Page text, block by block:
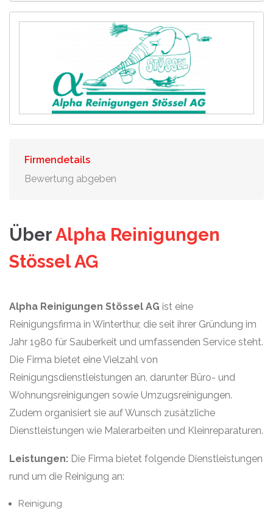
Firmendetails
Bewertung abgeben
ÜberAlpha Reinigungen
Stössel AG
Alpha Reinigungen Stössel AG ist eine
Reinigungsfirma in Winterthur, die seit ihrer Gründung im
Jahr 1980 für Sauberkeit und umfassenden Service steht.
Die Firma bietet eine Vielzahl von
Reinigungsdienstleistungen an, darunter Büro- und
Wohnungsreinigungen sowie Umzugsreinigungen.
Zudem organisiert sie auf Wunsch zusätzliche
Dienstleistungen wie Malerarbeiten und Kleinreparaturen.
Leistungen: Die Firma bietet folgende Dienstleistungen
rund um die Reinigung an:
Reinigung